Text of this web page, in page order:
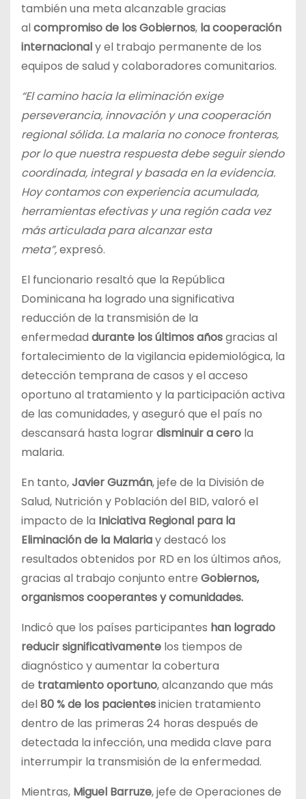
también una meta alcanzable gracias
alcompromiso de los Gobiernos, la cooperación
internacionaly el trabajo permanente de los
equipos de salud y colaboradores comunitarios.
“El camino hacia la eliminación exige
perseverancia, innovación y una cooperación
regional sólida. La malaria no conoce fronteras,
por lo que nuestra respuesta debe seguir siendo
coordinada, integral y basada en la evidencia.
Hoy contamos con experiencia acumulada,
herramientas efectivas y una región cada vez
más articulada para alcanzar esta
meta”,expresó.
El funcionario resaltó que la República
Dominicana ha logrado una significativa
reducción de la transmisión de la
enfermedad durante los últimos añosgracias al
fortalecimiento de la vigilancia epidemiológica, la
detección temprana de casos y el acceso
oportuno al tratamiento y la participación activa
de las comunidades, y aseguró que el país no
descansará hasta logrardisminuir a cero la
malaria.
En tanto,Javier Guzmán, jefe de la División de
Salud, Nutrición y Población del BID, valoró el
impacto de la Iniciativa Regional para la
Eliminación de la Malariay destacó los
resultados obtenidos por RD en los últimos años,
gracias al trabajo conjunto entre Gobiernos,
organismos cooperantes y comunidades.
Indicó que los países participantes han logrado
reducir significativamente los tiempos de
diagnóstico y aumentar la cobertura
de tratamiento oportuno, alcanzando que más
del80 % de los pacientesinicien tratamiento
dentro de las primeras 24 horas después de
detectada la infección, una medida clave para
interrumpir la transmisión de la enfermedad.
Mientras, Miguel Barruze, jefe de Operaciones de